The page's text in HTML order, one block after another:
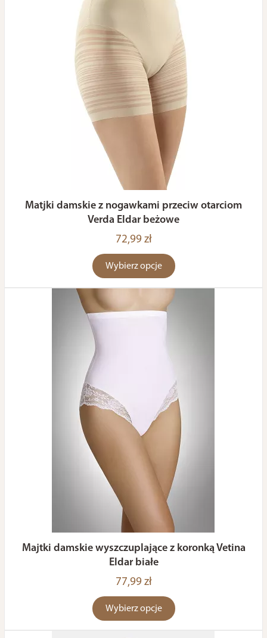
Matjki damskie z nogawkami przeciw otarciom
Verda Eldar beżowe
72,99 zł
Wybierz opcje
Majtki damskie wyszczuplające z koronką Vetina
Eldar białe
77,99 zł
Wybierz opcje